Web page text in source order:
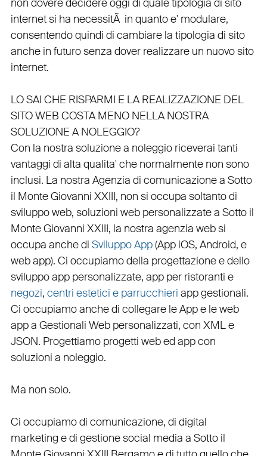
internet si ha necessitÃ in quanto e' modulare,
consentendo quindi di cambiare la tipologia di sito
anche in futuro senza dover realizzare un nuovo sito
internet.
LO SAI CHE RISPARMI E LA REALIZZAZIONE DEL
SITO WEB COSTA MENO NELLA NOSTRA
SOLUZIONE A NOLEGGIO?
Con la nostra soluzione a noleggio riceverai tanti
vantaggi di alta qualita' che normalmente non sono
inclusi. La nostra Agenzia di comunicazione a Sotto
il Monte Giovanni XXIII, non si occupa soltanto di
sviluppo web, soluzioni web personalizzate a Sotto il
Monte Giovanni XXIII, la nostra agenzia websi
occupa anche di Sviluppo App(App iOS, Android, e
web app). Ci occupiamo della progettazionee dello
sviluppo app personalizzate, app per ristoranti e
negozi, centri estetici e parrucchieri app gestionali.
Ci occupiamo anche di collegareleAppe leweb
appa Gestionali Web personalizzati, con XMLe
JSON. Progettiamo progetti webed appcon
soluzioni a noleggio.
Ma non solo.
Ci occupiamo di comunicazione, di digital
marketing e di gestione social media a Sotto il